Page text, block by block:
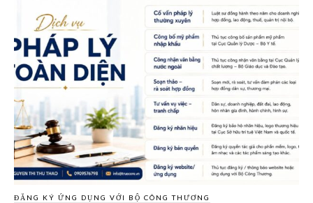
ĐĂNG KÝ ỨNG DỤNG VỚI BỘ CÔNG THƯƠNG